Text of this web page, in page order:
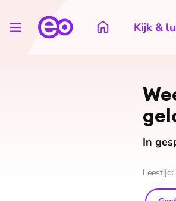
Kijk &
In
Leestijd: